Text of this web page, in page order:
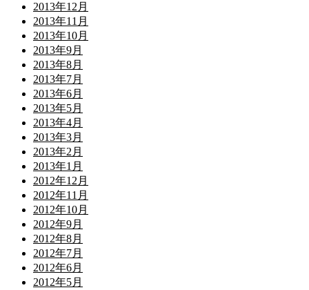
2013年12月
2013年11月
2013年10月
2013年9月
2013年8月
2013年7月
2013年6月
2013年5月
2013年4月
2013年3月
2013年2月
2013年1月
2012年12月
2012年11月
2012年10月
2012年9月
2012年8月
2012年7月
2012年6月
2012年5月